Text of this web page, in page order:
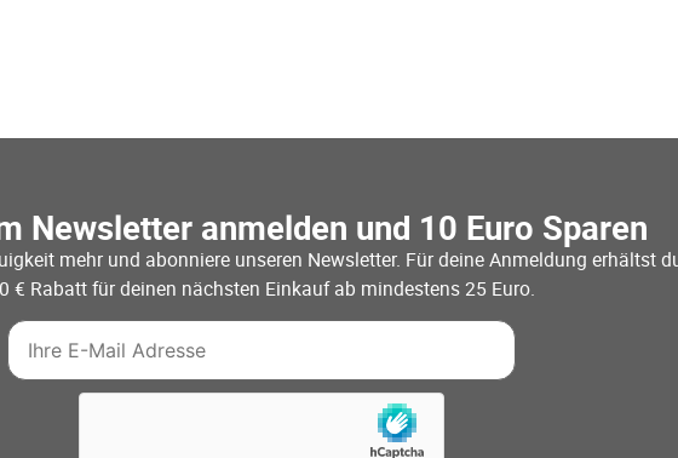
Newsletter anmelden und 10 Euro Sparen
mehr und abonniere unseren Newsletter. Für deine Anmeldung erhältst
€ Rabatt für deinen nächsten Einkauf ab mindestens 25 Euro.